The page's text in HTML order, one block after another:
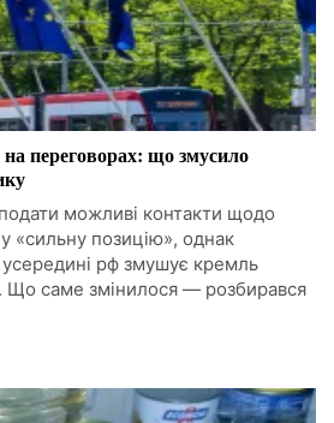
переговорах: що змусило
можливі контакти щодо
«сильну позицію», однак
рф змушує кремль
Що саме змінилося — розбирався